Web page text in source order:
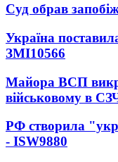
Суд обрав
Україна
ЗМІ10566
Майора ВСП
військовому в
РФ створила
- ISW9880